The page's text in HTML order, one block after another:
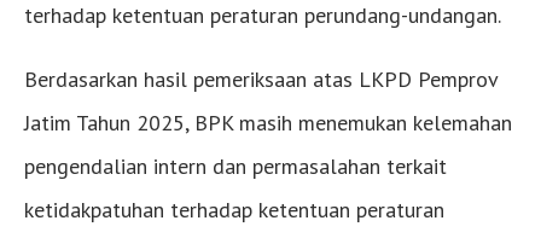
terhadap ketentuan peraturan perundang-undangan.
Berdasarkan hasil pemeriksaan atas LKPD Pemprov
Jatim Tahun 2025, BPK masih menemukan kelemahan
pengendalian intern dan permasalahan terkait
ketidakpatuhan terhadap ketentuan peraturan